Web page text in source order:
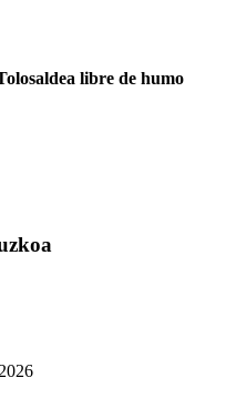
libre de humo